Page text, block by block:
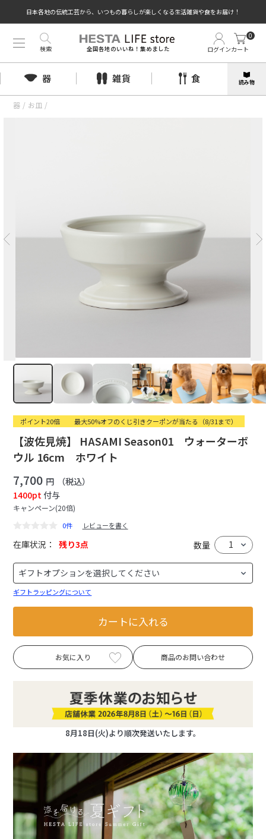
日本各地の伝統工芸から、いつもの暮らしが楽しくなる生活雑貨や食をお届け！
全国各地のいいね！集めました ログインカート
0
検索
器 雑貨 食 読み物
器 / お皿 /
ポイント20倍 最大50%オフのくじ引きクーポンが当たる（8/31まで）
【波佐見焼】 HASAMI Season01 ウォーターボ
ウル 16cm ホワイト
7,700 円
（税込）
1400pt 付与
キャンペーン(20倍)
0件 レビューを書く
在庫状況： 残り3点 数量
ギフトラッピングについて
カートに入れる
お気に入り 商品のお問い合わせ
8月18日(火)より順次発送いたします。